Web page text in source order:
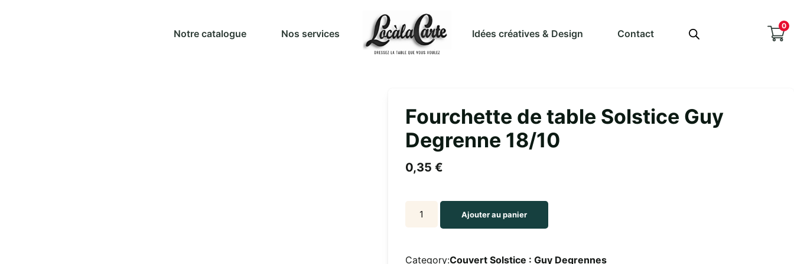
Notre catalogue Nos services Idées créatives & Design Contact
0
Fourchette de table Solstice Guy
Degrenne 18/10
0,35€
Fourchette
Solstice
Ajouter au panier
Category:Couvert Solstice : Guy Degrennes